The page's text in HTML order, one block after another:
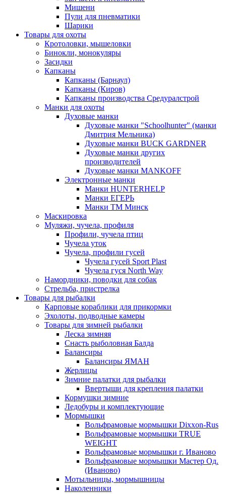
Мишени
Пули для пневматики
Шарики
Товары для охоты
Кротоловки, мышеловки
Бинокли, монокуляры
Засидки
Капканы
Капканы (Барнаул)
Капканы (Киров)
Капканы производства Средуралстрой
Манки для охоты
Духовые манки
Духовые манки "Schoolhunter" (манки
Дмитрия Мельника)
Духовые манки BUCK GARDNER
Духовые манки других
производителей
Духовые манки MANKOFF
Электронные манки
Манки HUNTERHELP
Манки ЕГЕРЬ
Манки ТМ Минск
Маскировка
Муляжи, чучела, профиля
Профили, чучела птиц
Чучела уток
Чучела, профили гусей
Чучела гусей Sport Plast
Чучела гуся North Way
Намордники, поводки для собак
Стрельба, пристрелка
Товары для рыбалки
Карповые кораблики для прикормки
Эхолоты, подводные камеры
Товары для зимней рыбалки
Леска зимняя
Снасть рыболовная Балда
Балансиры
Балансиры ЯМАН
Жерлицы
Зимние палатки для рыбалки
Ввертыши для крепления палатки
Кормушки зимние
Ледобуры и комплектующие
Мормышки
Вольфрамовые мормышки Dixxon-Rus
Вольфрамовые мормышки TRUE
WEIGHT
Вольфрамовые мормышки г. Иваново
Вольфрамовые мормышки Мастер Од.
(Иваново)
Мотыльницы, мормышницы
Наколенники